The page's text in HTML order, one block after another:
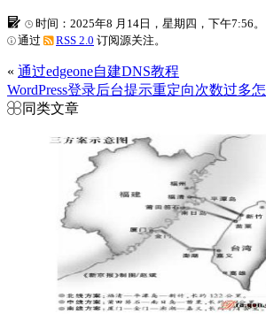
时间：2025年8 月14日，星期四，下午7:56。
通过
RSS 2.0 订阅源关注。
« 通过edgeone自建DNS教程
WordPress登录后台提示重定向次数过多
同类文章